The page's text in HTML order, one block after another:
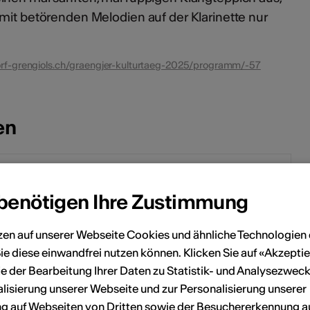
betörenden Melodien auf der Klarinette nur
grengiols.ch/graengjer-kulturtaeg-2025/programm/-57
So
3 4
11
Mo Di Mi Do Fr Sa
1
2 3 4 5 6 7 8
Ihre Zustimmung
auf unserer Webseite Cookies und ähnliche Technologien
diese einwandfrei nutzen können. Klicken Sie auf
der Bearbeitung Ihrer Daten zu Statistik- und
unserer Webseite und zur Personalisierung unserer
auf Webseiten von Dritten sowie der Besuchererkennung